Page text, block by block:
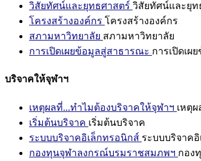
วิสัยทัศน์และยุทธศาสตร์ วิสัยทัศน์และยุท
โครงสร้างองค์กร โครงสร้างองค์กร
สภามหาวิทยาลัย สภามหาวิทยาลัย
การเปิดเผยข้อมูลสู่สาธารณะ การเปิดเผ
บริจาคให้จุฬาฯ
เหตุผลที่...ทำไมต้องบริจาคให้จุฬาฯ เหตุ
เริ่มต้นบริจาค เริ่มต้นบริจาค
ระบบบริจาคอิเล็กทรอนิกส์ ระบบบริจาค
กองทุนจุฬาลงกรณ์บรมราชสมภพฯ กอง